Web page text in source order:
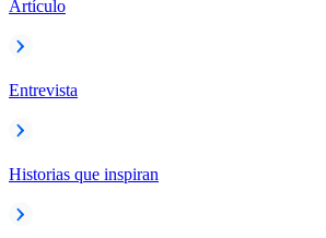
Artículo
Entrevista
Historias que inspiran